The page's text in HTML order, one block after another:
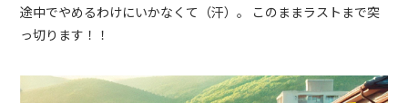
途中でやめるわけにいかなくて（汗）。 このままラストまで突
っ切ります！！